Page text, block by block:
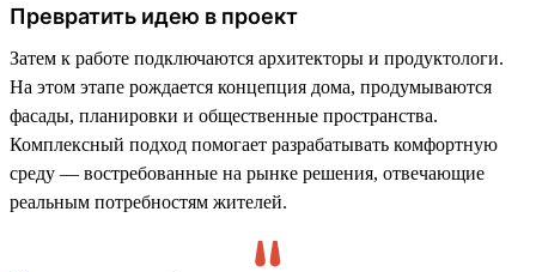
Превратить идею в проект
Затем к работе подключаются архитекторы и продуктологи.
На этом этапе рождается концепция дома, продумываются
фасады, планировки и общественные пространства.
Комплексный подход помогает разрабатывать комфортную
среду — востребованные на рынке решения, отвечающие
реальным потребностям жителей.